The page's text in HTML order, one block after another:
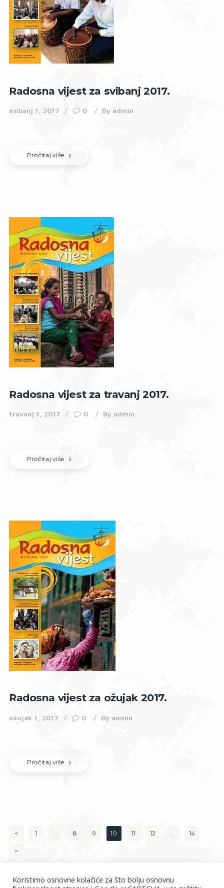
Radosna vijest za svibanj 2017.
svibanj 1, 2017 0 By admin
Pročitaj više
Radosna vijest za travanj 2017.
travanj 1, 2017 0 By admin
Pročitaj više
Radosna vijest za ožujak 2017.
ožujak 1, 2017 0 By admin
Pročitaj više
Brojevi
stranica
< PAGE
1 PAGE
8 PAGE
9 PAGE
10 PAGE
11 PAGE
12 PAGE
14
>
Koristimo osnovne kolačiće za što bolju osnovnu